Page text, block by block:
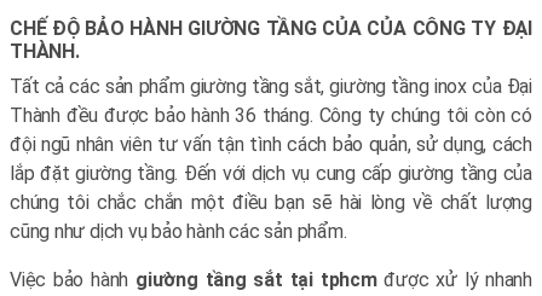
CHẾ ĐỘ BẢO HÀNH GIƯỜNG TẦNG CỦA CỦA CÔNG TY ĐẠI
THÀNH.
Tất cả các sản phẩm giường tầng sắt, giường tầng inox của Đại
Thành đều được bảo hành 36 tháng. Công ty chúng tôi còn có
đội ngũ nhân viên tư vấn tận tình cách bảo quản, sử dụng, cách
lắp đặt giường tầng. Đến với dịch vụ cung cấp giường tầng của
chúng tôi chắc chắn một điều bạn sẽ hài lòng về chất lượng
cũng như dịch vụ bảo hành các sản phẩm.
Việc bảo hành giường tầng sắt tại tphcmđược xử lý nhanh